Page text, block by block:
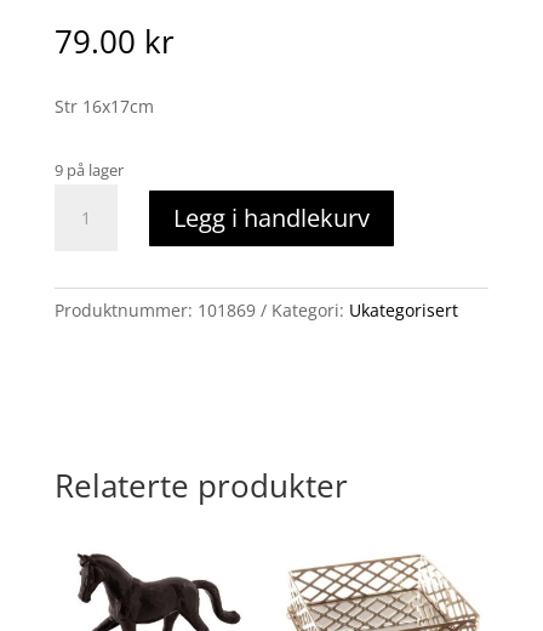
79.00 kr
Str 16x17cm
9 på lager
svart,
som
Legg i handlekurv
Produktnummer: 101869 Kategori: Ukategorisert
Relaterte produkter